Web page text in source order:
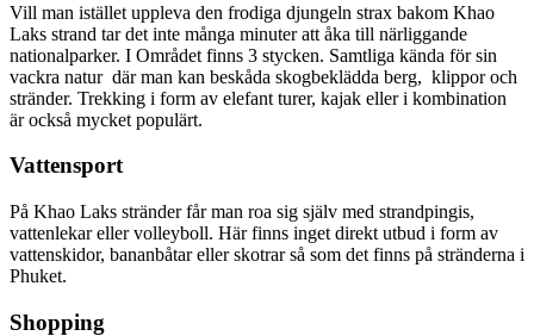
Vill man istället uppleva den frodiga djungeln strax bakom Khao
Laks strand tar det inte många minuter att åka till närliggande
nationalparker. I Området finns 3 stycken. Samtliga kända för sin
vackra natur där man kan beskåda skogbeklädda berg, klippor och
stränder. Trekking i form av elefant turer, kajak eller i kombination
är också mycket populärt.
Vattensport
På Khao Laks stränder får man roa sig själv med strandpingis,
vattenlekar eller volleyboll. Här finns inget direkt utbud i form av
vattenskidor, bananbåtar eller skotrar så som det finns på stränderna i
Phuket.
Shopping